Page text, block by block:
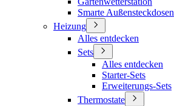
Smarte Außensteckdosen
Heizung
Alles entdecken
Sets
Alles entdecken
Starter-Sets
Erweiterungs-Sets
Thermostate